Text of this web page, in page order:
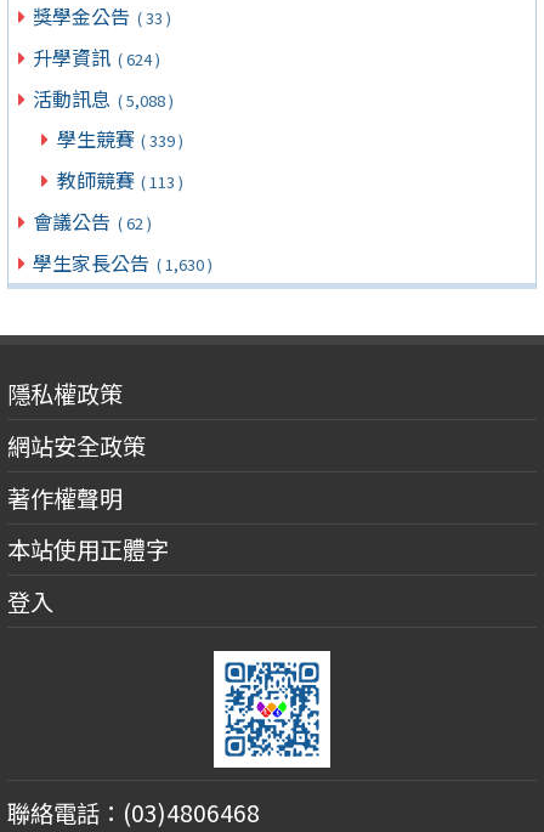
獎學金公告 ( 33 )
升學資訊 ( 624 )
活動訊息 ( 5,088 )
學生競賽 ( 339 )
教師競賽 ( 113 )
會議公告 ( 62 )
學生家長公告 ( 1,630 )
隱私權政策
網站安全政策
著作權聲明
本站使用正體字
登入
聯絡電話：(03)4806468